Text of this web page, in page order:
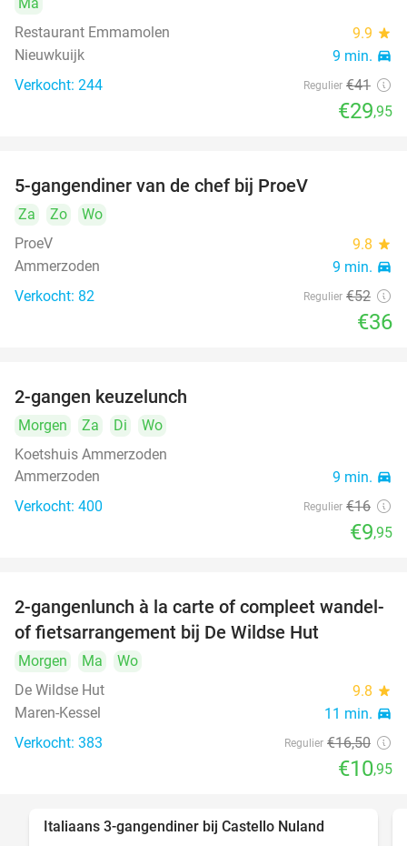
Restaurant Emmamolen
9.9 star
Nieuwkuijk 9 min. directions_car
Verkocht: 244 Regulier €41
€29,95
5-gangendiner van de chef bij ProeV
Za Zo
Wo
ProeV
9.8 star
Ammerzoden 9 min. directions_car
Verkocht: 82 Regulier €52
€36
2-gangen keuzelunch
Morgen Za Di
Wo
Koetshuis Ammerzoden
Ammerzoden
9 min. directions_car
Verkocht: 400 Regulier €16
€9,95
34%
2-gangenlunch à la carte of compleet wandel-
of fietsarrangement bij De Wildse Hut
Morgen Ma
Wo
De Wildse Hut
9.8 star
Maren-Kessel 11 min. directions_car
Verkocht: 383 Regulier €16,50
€10,95
Italiaans 3-gangendiner bij Castello Nuland